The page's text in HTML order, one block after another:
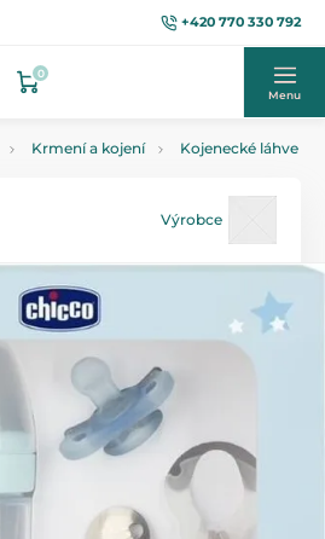
+420 770 330 792
0
Menu
Krmení a kojení Kojenecké láhve
Výrobce